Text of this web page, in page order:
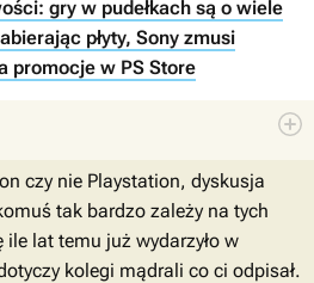
gry w pudełkach są o wiele
płyty, Sony zmusi
promocje w PS Store
czy nie Playstation, dyskusja
tak bardzo zależy na tych
ile lat temu już wydarzyło w
kolegi mądrali co ci odpisał.